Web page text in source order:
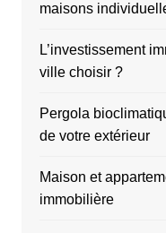
maisons
L’investissement
ville choisir ?
Pergola
de votre extérieur
Maison et
immobilière